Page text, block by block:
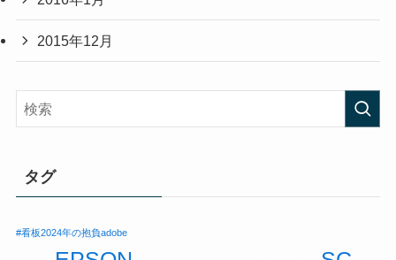
2015年12月
タグ
#看板2024年の抱負adobe